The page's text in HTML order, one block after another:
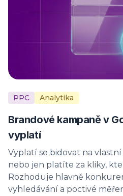
PPC Analytika
Brandové kampaně v
vyplatí
Vyplatí se bidovat na
nebo jen platíte za kliky,
Rozhoduje hlavně
vyhledávání a poctivé